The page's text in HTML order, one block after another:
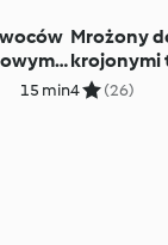
15 min
Mrożony
krojonymi
(TM5)
4 (26)